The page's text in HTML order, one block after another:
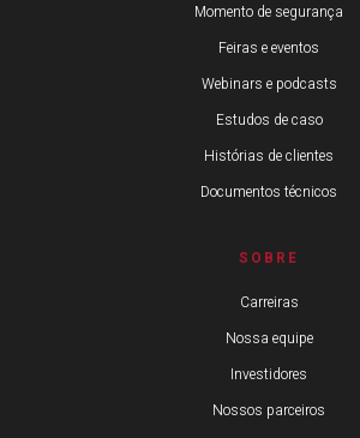
Momento de segurança
Feiras e eventos
Webinars e podcasts
Estudos de caso
Histórias de clientes
Documentos técnicos
SOBRE
Carreiras
Nossa equipe
Investidores
Nossos parceiros